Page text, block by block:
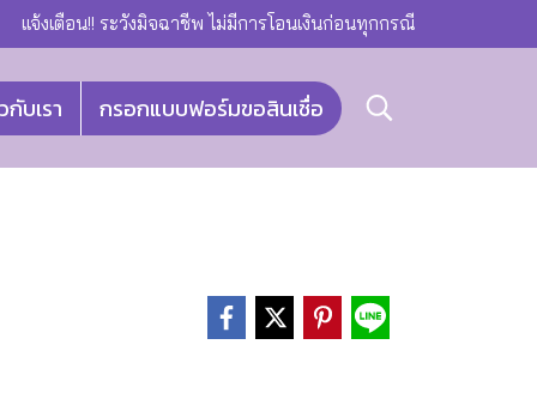
แจ้งเตือน!! ระวังมิจฉาชีพ ไม่มีการโอนเงินก่อนทุกกรณี
กับเรา กรอกแบบฟอร์มขอสินเชื่อ